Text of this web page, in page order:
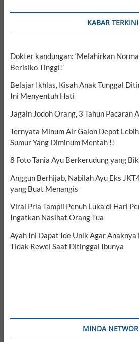
KABAR TERKINI
Dokter kandungan: ‘Melahirkan
Berisiko Tinggi!’
Belajar Ikhlas, Kisah Anak Tunggal
Ini Menyentuh Hati
Jagain Jodoh Orang, 3 Tahun Pacaran
Ternyata Minum Air Galon Depot
Sumur Yang Diminum Mentah !!
8 Foto Tania Ayu Berkerudung yang
Anggun Berhijab, Nabilah Ayu Eks
yang Buat Menangis
Viral Pria Tampil Penuh Luka di Hari
Ingatkan Nasihat Orang Tua
Ayah Ini Dapat Ide Unik Agar Anaknya
Tidak Rewel Saat Ditinggal Ibunya
MINDA